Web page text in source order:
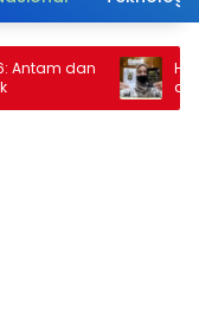
dan
Harga
dan